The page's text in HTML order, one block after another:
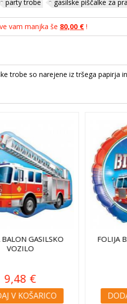
party trobe gasilske piščalke za
vam manjka še 80,00 €!
trobe so narejene iz tršega papirja
GASILSKO
VOZILO
9,48 €
V KOŠARICO
FOLIJA